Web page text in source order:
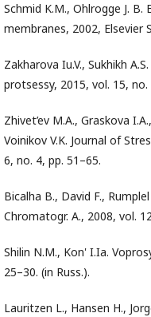
Schmid K.M., Ohlrogge J.
membranes, 2002, Elsevier
Zakharova Iu.V., Sukhikh
protsessy, 2015, vol. 15, no.
Zhivet’ev M.A., Graskova
Voinikov V.K. Journal of
6, no. 4, pp. 51–65.
Bicalha B., David F.,
Chromatogr. A., 2008, vol.
Shilin N.M., Kon' I.Ia.
25–30. (in Russ.).
Lauritzen L., Hansen H.,